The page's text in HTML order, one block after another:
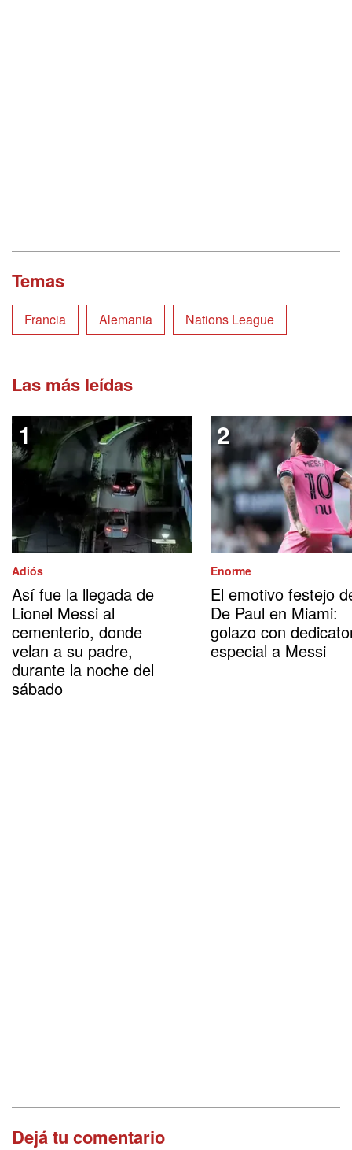
Temas
Francia Alemania Nations League
Las más leídas
Adiós
Así fue la llegada de
Lionel Messi al
cementerio, donde
velan a su padre,
durante la noche del
sábado
Enorme
El emotivo festejo
De Paul en Miami:
golazo con
especial a Messi
Dejá tu comentario